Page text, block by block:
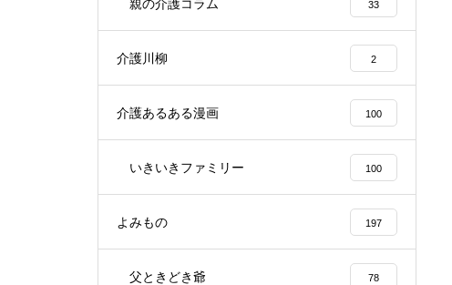
親の介護コラム 33
介護川柳 2
介護あるある漫画 100
いきいきファミリー 100
よみもの 197
父ときどき爺 78